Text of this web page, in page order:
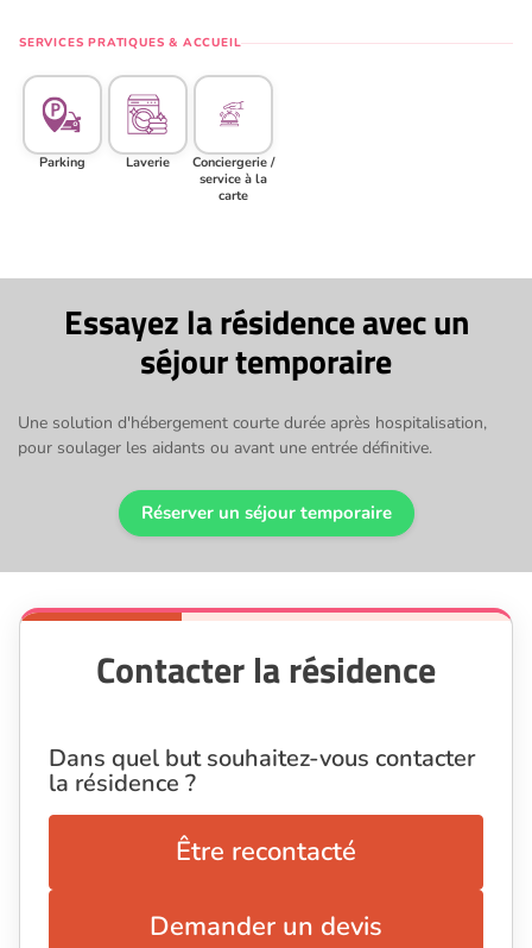
SERVICES PRATIQUES & ACCUEIL
Parking Laverie
Conciergerie /
service à la
carte
Essayez la résidence avec un
séjour temporaire
Une solution d'hébergement courte durée après hospitalisation,
pour soulager les aidants ou avant une entrée définitive.
Réserver un séjour temporaire
Contacter la résidence
Dans quel but souhaitez-vous contacter
la résidence ?
Être recontacté
Demander un devis